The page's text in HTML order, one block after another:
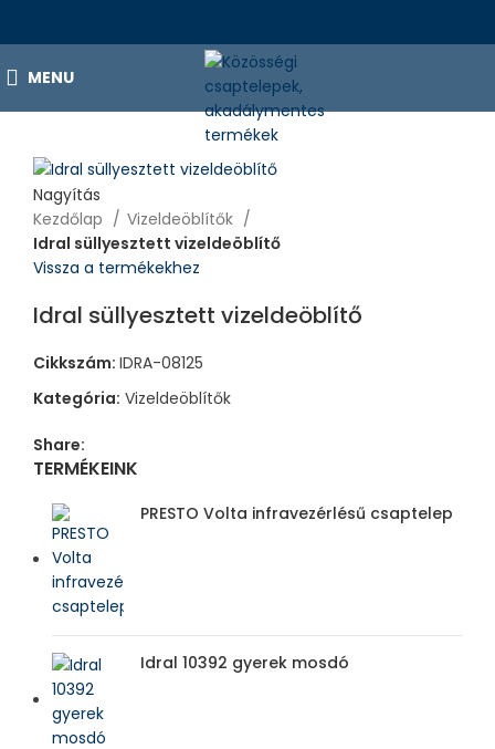
MENU
Nagyítás
Kezdőlap
Vizeldeöblítők
Idral süllyesztett vizeldeöblítő
Vissza a termékekhez
Idral süllyesztett vizeldeöblítő
Cikkszám: IDRA-08125
Kategória: Vizeldeöblítők
Share:
TERMÉKEINK
PRESTO Volta infravezérlésű csaptelep
Idral 10392 gyerek mosdó